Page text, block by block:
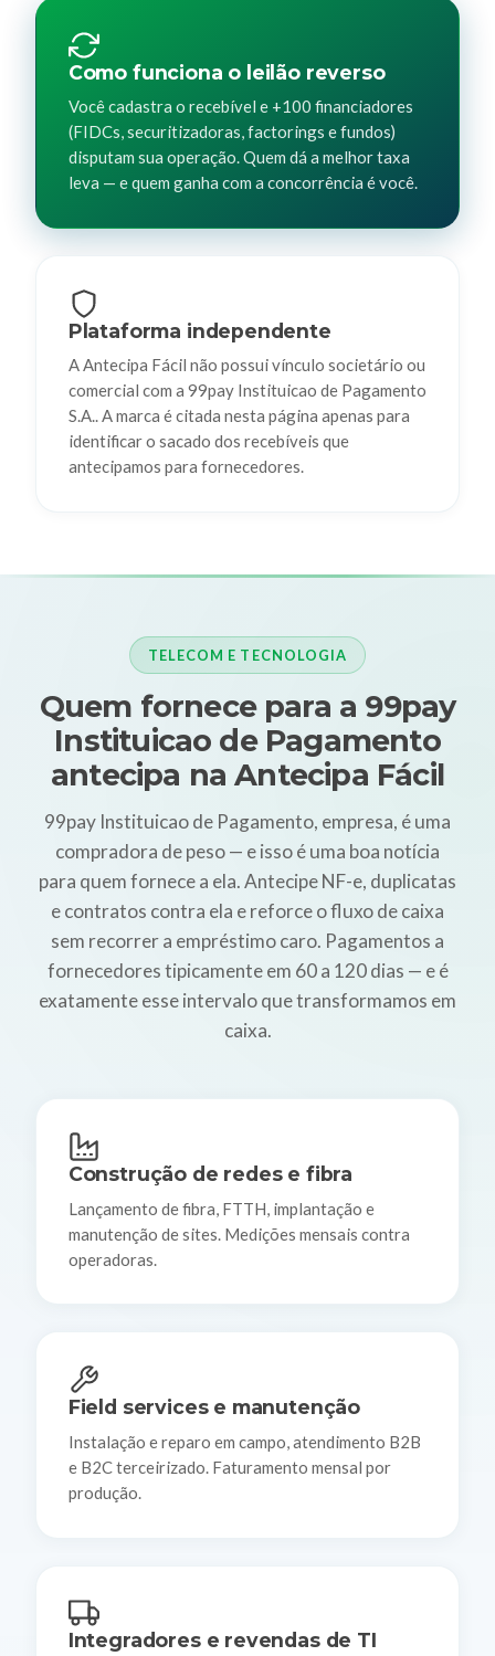
Como funciona o leilão reverso
Você cadastra o recebível e +100 financiadores
(FIDCs, securitizadoras, factorings e fundos)
disputam sua operação. Quem dá a melhor taxa
leva — e quem ganha com a concorrência é você.
Plataforma independente
A Antecipa Fácil não possui vínculo societário ou
comercial com a 99pay Instituicao de Pagamento
S.A.. A marca é citada nesta página apenas para
identificar o sacado dos recebíveis que
antecipamos para fornecedores.
TELECOM E TECNOLOGIA
Quem fornece para a 99pay
Instituicao de Pagamento
antecipa na Antecipa Fácil
99pay Instituicao de Pagamento, empresa, é uma
compradora de peso — e isso é uma boa notícia
para quem fornece a ela. Antecipe NF-e, duplicatas
e contratos contra ela e reforce o fluxo de caixa
sem recorrer a empréstimo caro. Pagamentos a
fornecedores tipicamente em 60 a 120 dias — e é
exatamente esse intervalo que transformamos em
caixa.
Construção de redes e fibra
Lançamento de fibra, FTTH, implantação e
manutenção de sites. Medições mensais contra
operadoras.
Field services e manutenção
Instalação e reparo em campo, atendimento B2B
e B2C terceirizado. Faturamento mensal por
produção.
Integradores e revendas de TI